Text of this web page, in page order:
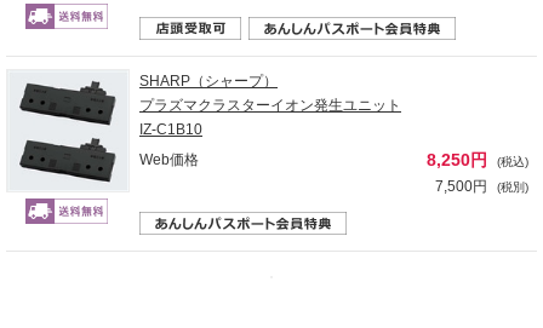
SHARP（シャープ）
プラズマクラスターイオン発生ユニット
IZ-C1B10
Web価格
8,250円 (税込)
7,500円 (税別)